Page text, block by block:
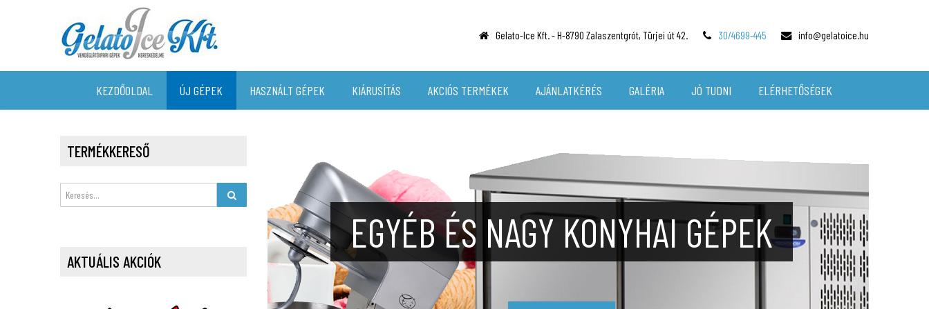
Gelato-Ice Kft. -H-8790 Zalaszentgrót, Türjei út 42. 30/4699-445 info@gelatoice.hu
KEZDŐOLDAL ÚJ GÉPEK HASZNÁLT GÉPEK KIÁRUSÍTÁS AKCIÓS TERMÉKEK AJÁNLATKÉRÉS GALÉRIA JÓ TUDNI ELÉRHETŐSÉGEK
HÁTTÉRHŰTŐK
TERMÉKKERESŐ
AKTUÁLIS AKCIÓK